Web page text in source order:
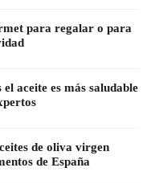
para regalar o para
aceite es más saludable
de oliva virgen
de España